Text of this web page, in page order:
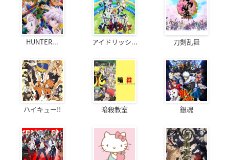
HUNTER... アイドリッシ... 刀剣乱舞
ハイキュー!! 暗殺教室 銀魂